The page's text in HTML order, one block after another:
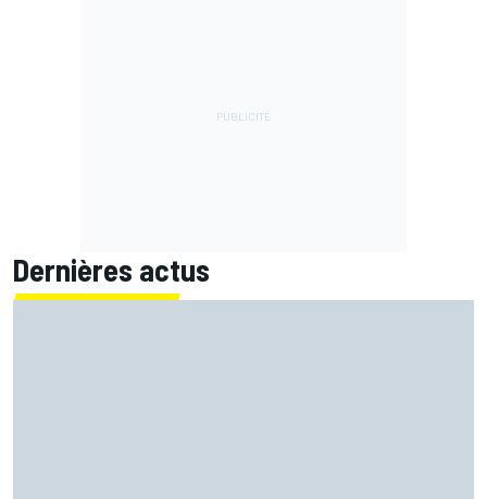
Dernières actus